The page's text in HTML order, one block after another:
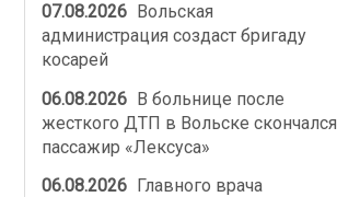
07.08.2026
Вольская
администрация создаст бригаду
косарей
06.08.2026 В больнице после
жесткого ДТП в Вольске скончался
пассажир «Лексуса»
06.08.2026
Главного врача